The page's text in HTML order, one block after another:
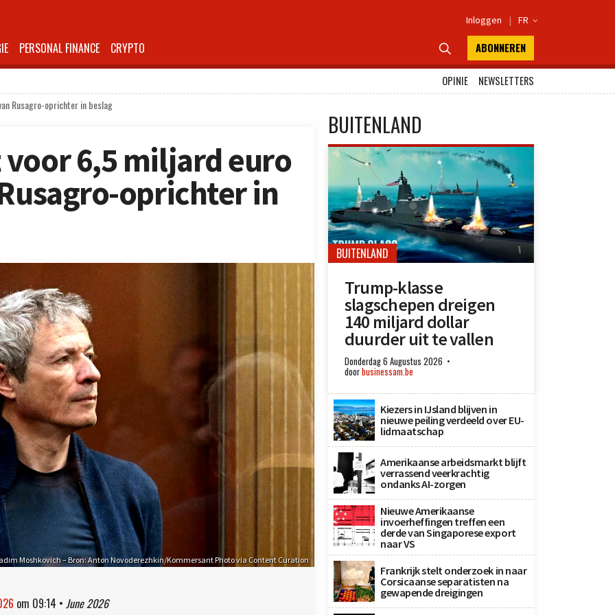
Inloggen | FR 
PERSONAL FINANCE CRYPTO  ABONNEREN
OPINIE
NEWSLETTERS
Rusagro-oprichter in beslag
6,5 miljard euro
oprichter in
Moshkovich – Bron: Anton Novoderezhkin/Kommersant Photo via Content Curation
om 09:14 • June 2026
BUITENLAND
BUITENLAND
Trump-klasse
slagschepen dreigen
140 miljard dollar
duurder uit te vallen
Donderdag 6 Augustus 2026
doorbusinessam.be
Kiezers in IJsland blijven in
nieuwe peiling verdeeld over EU-
lidmaatschap
Amerikaanse arbeidsmarkt blijft
verrassend veerkrachtig
ondanks AI-zorgen
Nieuwe Amerikaanse
invoerheffingen treffen een
derde van Singaporese export
naar VS
Frankrijk stelt onderzoek in naar
Corsicaanse separatisten na
gewapende dreigingen